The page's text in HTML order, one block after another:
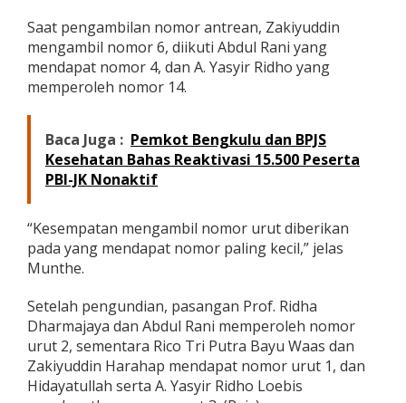
Saat pengambilan nomor antrean, Zakiyuddin
mengambil nomor 6, diikuti Abdul Rani yang
mendapat nomor 4, dan A. Yasyir Ridho yang
memperoleh nomor 14.
Baca Juga : Pemkot Bengkulu dan BPJS
Kesehatan Bahas Reaktivasi 15.500 Peserta
PBI-JK Nonaktif
“Kesempatan mengambil nomor urut diberikan
pada yang mendapat nomor paling kecil,” jelas
Munthe.
Setelah pengundian, pasangan Prof. Ridha
Dharmajaya dan Abdul Rani memperoleh nomor
urut 2, sementara Rico Tri Putra Bayu Waas dan
Zakiyuddin Harahap mendapat nomor urut 1, dan
Hidayatullah serta A. Yasyir Ridho Loebis